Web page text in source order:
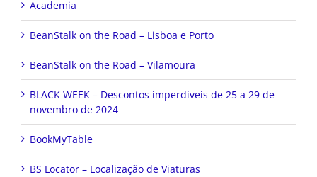
Academia
BeanStalk on the Road – Lisboa e Porto
BeanStalk on the Road – Vilamoura
BLACK WEEK – Descontos imperdíveis de 25 a 29 de
novembro de 2024
BookMyTable
BS Locator – Localização de Viaturas